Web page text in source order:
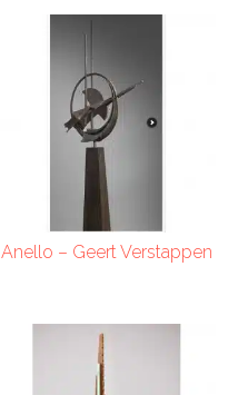
Anello – Geert Verstappen